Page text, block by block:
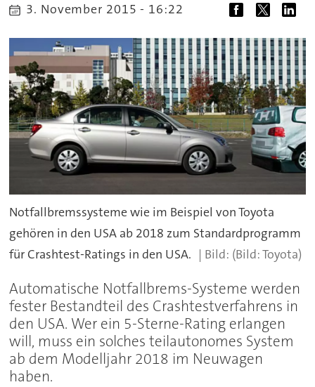
3. November 2015 - 16:22
Notfallbremssysteme wie im Beispiel von Toyota
gehören in den USA ab 2018 zum Standardprogramm
für Crashtest-Ratings in den USA.
(Bild: Toyota)
Automatische Notfallbrems-Systeme werden
fester Bestandteil des Crashtestverfahrens in
den USA. Wer ein 5-Sterne-Rating erlangen
will, muss ein solches teilautonomes System
ab dem Modelljahr 2018 im Neuwagen
haben.